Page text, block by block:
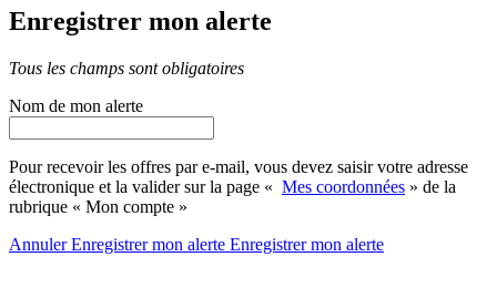
Enregistrer mon alerte
Tous les champs sont obligatoires
Nom de mon alerte
Pour recevoir les offres par e-mail, vous devez saisir votre adresse
électronique et la valider sur la page « Mes coordonnées » de la
rubrique « Mon compte »
AnnulerEnregistrer mon alerte Enregistrermon alerte